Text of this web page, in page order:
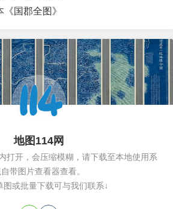
国郡全图》
地图114网
打开，会压缩模糊，请下载至本地使用系
带图片查看器查看。
图或批量下载可与我们联系↓